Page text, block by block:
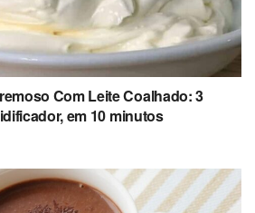
Com Leite Coalhado: 3
em 10 minutos